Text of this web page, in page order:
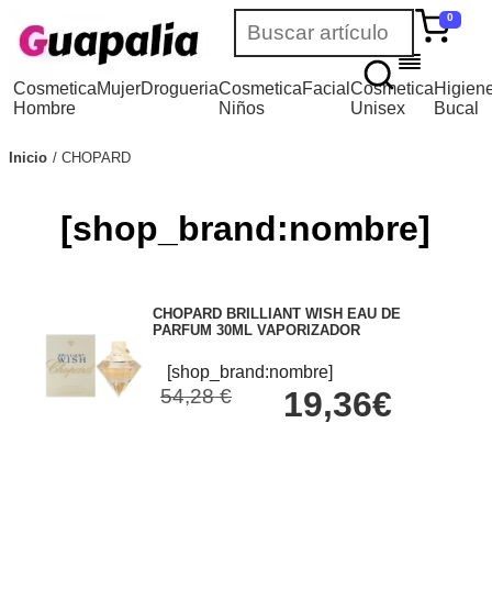
0
Cosmetica
Hombre
MujerDrogueriaCosmetica
Niños
FacialCosmetica
Unisex
Bucal
Inicio CHOPARD
[shop_brand:nombre]
CHOPARD BRILLIANT WISH EAU DE
PARFUM 30ML VAPORIZADOR
[shop_brand:nombre]
54,28 € 19,36€